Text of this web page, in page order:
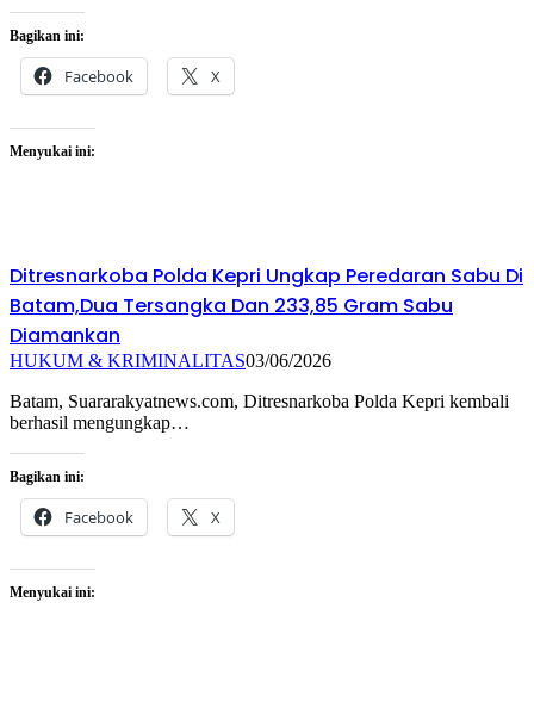
Bagikan ini:
Facebook X
Menyukai ini:
Ditresnarkoba Polda Kepri Ungkap Peredaran Sabu Di
Batam,Dua Tersangka Dan 233,85 Gram Sabu
Diamankan
HUKUM & KRIMINALITAS03/06/2026
Batam, Suararakyatnews.com, Ditresnarkoba Polda Kepri kembali
berhasil mengungkap…
Bagikan ini:
Facebook X
Menyukai ini: